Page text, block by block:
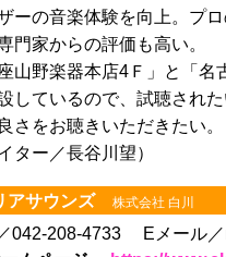
ーの音楽体験を向上。プ
門家からの評価も高い。
座山野楽器本店4Ｆ」と「名
しているので、試聴され
さをお聴きいただきたい。
ター／長谷川望）
アサウンズ 株式会社 白川
042-208-4733
Eメール